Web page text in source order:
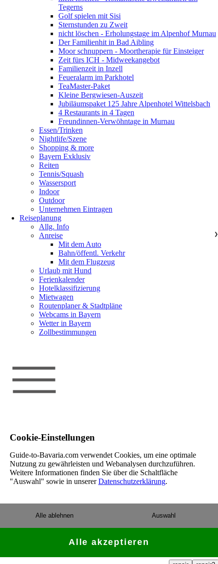
Tegerns
Golf spielen mit Sisi
Sternstunden zu Zweit
nicht löschen - Erholungstage im Alpenhof Murnau
Der Familienhit in Bad Aibling
Moor schnuppern - Moortherapie für Einsteiger
Zeit fürs ICH - Midweekangebot
Familienzeit in Inzell
Feueralarm im Parkhotel
TeaMaster-Paket
Kleine Bergwiesen-Auszeit
Jubiläumspaket 125 Jahre Alpenhotel Wittelsbach
4 Restaurants in 4 Tagen
Freundinnen-Verwöhntage in Murnau
Essen/Trinken
Nightlife/Szene
Shopping & more
Bayern Exklusiv
Reiten
Tennis/Squash
Wassersport
Indoor
Outdoor
Unternehmen Eintragen
Reiseplanung
Allg. Info
Anreise
❯
Mit dem Auto
Bahn/öffentl. Verkehr
Mit dem Flugzeug
Urlaub mit Hund
Ferienkalender
Hotelklassifizierung
Mietwagen
Routenplaner & Stadtpläne
Webcams in Bayern
Wetter in Bayern
Zollbestimmungen
Cookie-Einstellungen
Guide-to-Bavaria.com verwendet Cookies, um eine optimale
Nutzung zu gewährleisten und Webanalysen durchzuführen.
Weitere Informationen finden Sie über die Schaltfläche
"Auswahl" sowie in unsererDatenschutzerklärung.
Auswahl
Alle ablehnen
Alle akzeptieren